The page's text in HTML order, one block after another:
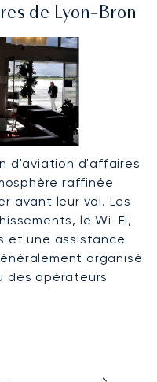
de Lyon-Bron
d'aviation d'affaires
raffinée
avant leur vol. Les
le Wi-Fi,
et une assistance
organisé
des opérateurs